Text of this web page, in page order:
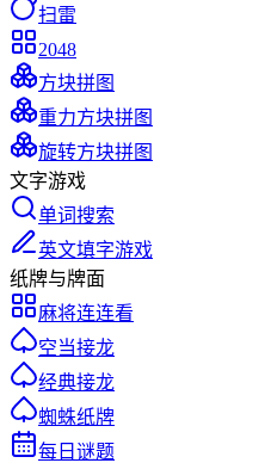
扫雷
2048
方块拼图
重力方块拼图
旋转方块拼图
文字游戏
单词搜索
英文填字游戏
纸牌与牌面
麻将连连看
空当接龙
经典接龙
蜘蛛纸牌
每日谜题